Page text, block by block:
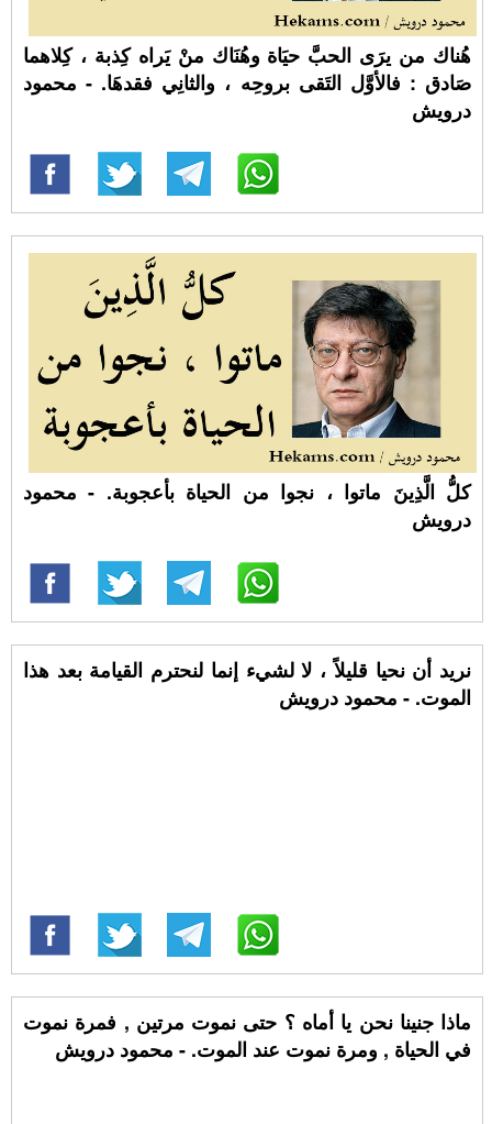
هُناك من يرَى الحبَّ حيَاة وهُنَاك منْ يَراه كِذبة ، كِلاهما
صَادق : فالأوَّل التَقى بروحِه ، والثانِي فقدهَا. - محمود
درويش
كلُّ الَّذِينَ ماتوا ، نجوا من الحياة بأعجوبة. - محمود
درويش
نريد أن نحيا قليلاً ، لا لشيء إنما لنحترم القيامة بعد هذا
الموت. - محمود درويش
ماذا جنينا نحن يا أماه ؟ حتى نموت مرتين , فمرة نموت
في الحياة , ومرة نموت عند الموت. - محمود درويش